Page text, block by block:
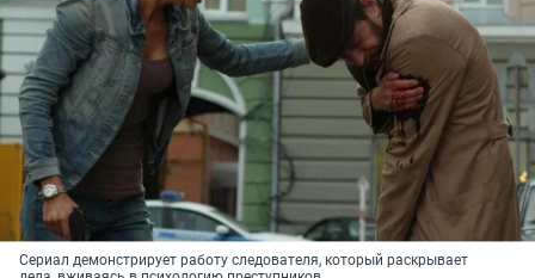
Сериал демонстрирует работу следователя, который раскрывает